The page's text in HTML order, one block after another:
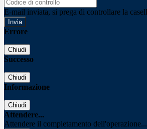
E-mail inviata, si prega di controllare la
Errore
Chiudi
Successo
Chiudi
Informazione
Chiudi
Attendere...
Attendere il completamento dell'operazione...